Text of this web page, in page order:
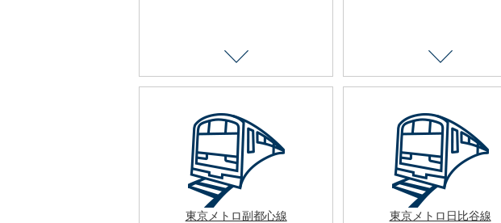
東京メトロ副都心線 東京メトロ日比谷線